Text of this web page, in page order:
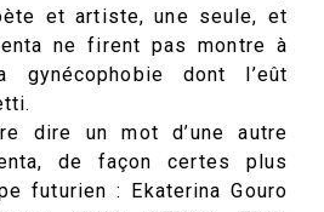
et artiste, une seule, et
ne firent pas montre à
dont l’eût
dire un mot d’une autre
de façon certes plus
futurien : Ekaterina Gouro